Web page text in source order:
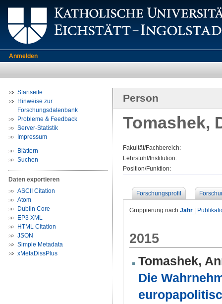
Anmelden
Startseite
Hinweise zur
Forschungsdatenbank
Probleme & Feedback
Server-Statistik
Impressum
Blättern
Suchen
Daten exportieren
ASCII Citation
Atom
Dublin Core
EP3 XML
HTML Citation
JSON
Simple Metadata
xMetaDissPlus
Person
Tomashek,
Fakultät/Fachbereich:
Lehrstuhl/Institution:
Position/Funktion:
Forschungsprofil
Gruppierung nach Jahr
2015
Tomashek,
Die